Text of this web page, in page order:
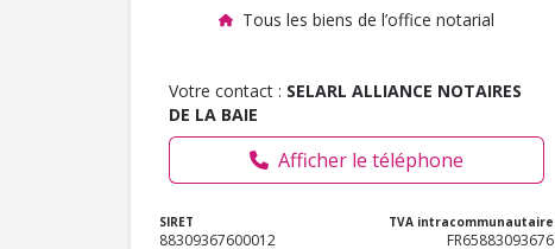
Tous les biens de l’office notarial
Votre contact : SELARL ALLIANCE NOTAIRES
DE LA BAIE
Afficher le téléphone
SIRET
88309367600012
TVA intracommunautaire
FR65883093676